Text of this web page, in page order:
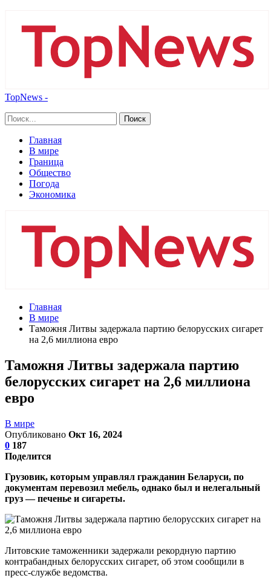
TopNews -
Главная
В мире
Граница
Общество
Погода
Экономика
Главная
В мире
Таможня Литвы задержала партию белорусских сигарет
на 2,6 миллиона евро
Таможня Литвы задержала партию
белорусских сигарет на 2,6 миллиона
евро
В мире
Опубликовано Окт 16, 2024
0 187
Поделится
Грузовик, которым управлял гражданин Беларуси, по
документам перевозил мебель, однако был и нелегальный
груз — печенье и сигареты.
Литовские таможенники задержали рекордную партию
контрабандных белорусских сигарет, об этом сообщили в
пресс-службе ведомства.